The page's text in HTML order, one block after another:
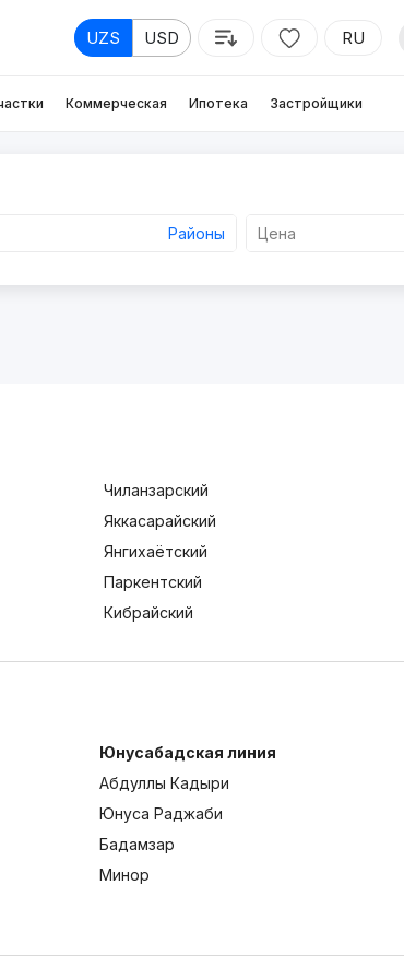
UZS USD RU
Коммерческая Ипотека Застройщики
Районы Цена
Чиланзарский
Яккасарайский
Янгихаётский
Паркентский
Кибрайский
Юнусабадская линия
Абдуллы Кадыри
Юнуса Раджаби
Бадамзар
Минор